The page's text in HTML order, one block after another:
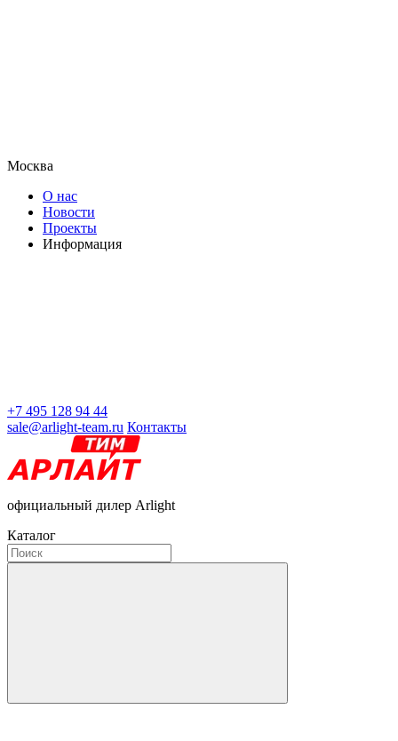
Москва
О нас
Новости
Проекты
Информация
+7 495 128 94 44
sale@arlight-team.ru Контакты
официальный дилер Arlight
Каталог